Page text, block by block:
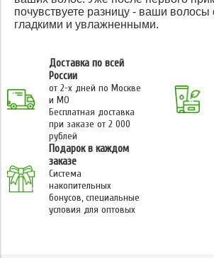
почувствуете разницу - ваши волосы
гладкими и увлажненными.
Доставка по всей
России
от 2-х дней по Москве
и МО
Бесплатная доставка
при заказе от 2 000
рублей
Подарок в каждом
заказе
Система
накопительных
бонусов, специальные
условия для оптовых